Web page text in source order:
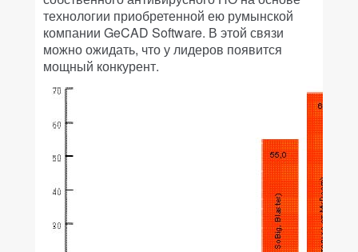
технологии приобретенной ею румынской
компании GeCAD Software. В этой связи
можно ожидать, что у лидеров появится
мощный конкурент.